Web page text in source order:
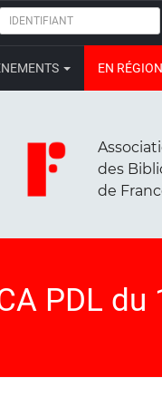
IDENTIFIANT
EN RÉGION
des
de
PDL